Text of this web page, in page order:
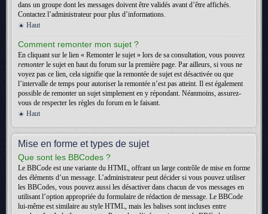
dans un groupe dont les messages doivent être validés avant d’être affichés.
Contactez l’administrateur pour plus d’informations.
Haut
Comment remonter mon sujet ?
En cliquant sur le lien « Remonter le sujet » lors de sa consultation, vous pouvez
remonter le sujet en haut du forum sur la première page. Par ailleurs, si vous ne
voyez pas ce lien, cela signifie que la remontée de sujet est désactivée ou que
l’intervalle de temps pour autoriser la remontée n’est pas atteint. Il est également
possible de remonter un sujet simplement en y répondant. Néanmoins, assurez-
vous de respecter les règles du forum en le faisant.
Haut
Mise en forme et types de sujet
Que sont les BBCodes ?
Le BBCode est une variante du HTML, offrant un large contrôle de mise en forme
des éléments d’un message. L’administrateur peut décider si vous pouvez utiliser
les BBCodes, vous pouvez aussi les désactiver dans chacun de vos messages en
utilisant l’option appropriée du formulaire de rédaction de message. Le BBCode
lui-même est similaire au style HTML, mais les balises sont incluses entre